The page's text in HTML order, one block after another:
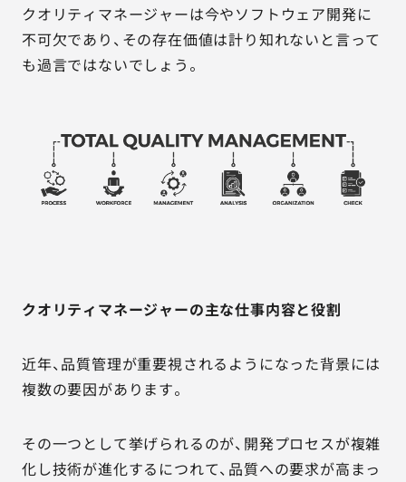
クオリティマネージャーは今やソフトウェア開発に
不可欠であり、その存在価値は計り知れないと言って
も過言ではないでしょう。
クオリティマネージャーの主な仕事内容と役割
近年、品質管理が重要視されるようになった背景には
複数の要因があります。
その一つとして挙げられるのが、開発プロセスが複雑
化し技術が進化するにつれて、品質への要求が高まっ